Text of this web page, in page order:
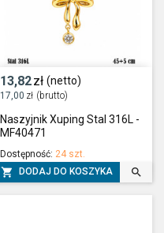
13,82zł (netto)
17,00 zł (brutto)
Naszyjnik Xuping Stal 316L -
MF40471
Dostępność: 24 szt.
 DODAJ DO KOSZYKA 